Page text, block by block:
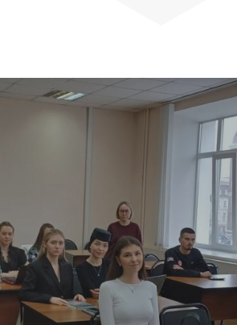
рассказали об архивных